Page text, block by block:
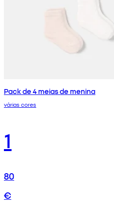
Pack de 4 meias de menina
várias cores
1
80
€